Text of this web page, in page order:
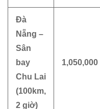
Đà
Nẵng –
Sân
bay
Chu Lai
(100km,
2 giờ)
1,050,000